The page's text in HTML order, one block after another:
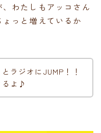
わたしもアッコさん
っと増えているか
ラジオにJUMP！！
るよ♪